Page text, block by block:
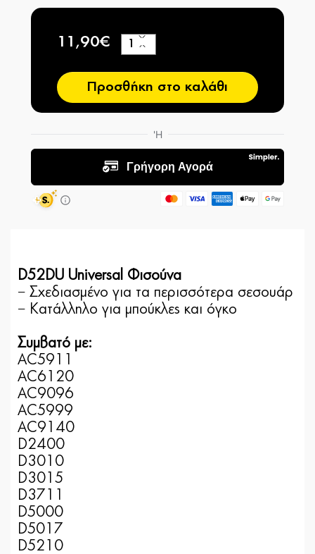
11,90€
−
+
Προσθήκη στο καλάθι
D52DU Universal Φισούνα
− Σχεδιασμένο για τα περισσότερα σεσουάρ
− Κατάλληλο για μπούκλες και όγκο
Συμβατό με:
AC5911
AC6120
AC9096
AC5999
AC9140
D2400
D3010
D3015
D3711
D5000
D5017
D5210